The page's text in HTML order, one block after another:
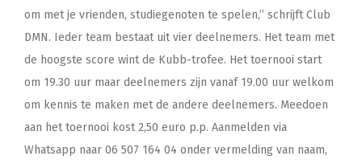
om met je vrienden, studiegenoten te spelen,’’ schrijft Club
DMN. Ieder team bestaat uit vier deelnemers. Het team met
de hoogste score wint de Kubb-trofee. Het toernooi start
om 19.30 uur maar deelnemers zijn vanaf 19.00 uur welkom
om kennis te maken met de andere deelnemers. Meedoen
aan het toernooi kost 2,50 euro p.p. Aanmelden via
Whatsapp naar 06 507 164 04 onder vermelding van naam,